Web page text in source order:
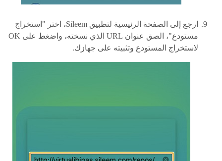
ارجع إلى الصفحة الرئيسية لتطبيق Sileem، اختر "استخراج
مستودع"، الصق عنوان URL الذي نسخته، واضغط على OK
لاستخراج المستودع وتثبيته على جهازك.